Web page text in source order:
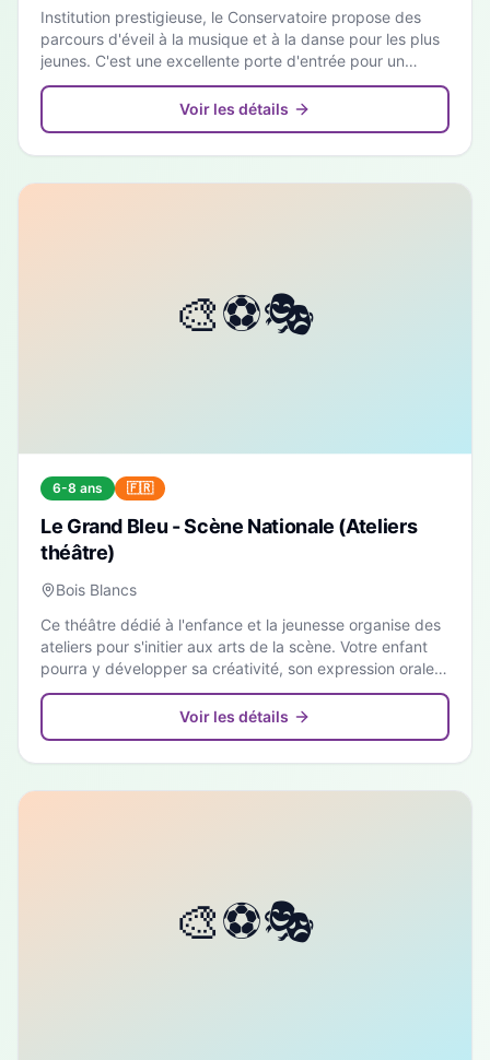
Institution prestigieuse, le Conservatoire propose des
parcours d'éveil à la musique et à la danse pour les plus
jeunes. C'est une excellente porte d'entrée pour un
apprentissage artistique structuré et de grande qualité.
Voir les détails
6-8 ans 🇫🇷
Le Grand Bleu - Scène Nationale (Ateliers
théâtre)
Bois Blancs
Ce théâtre dédié à l'enfance et la jeunesse organise des
ateliers pour s'initier aux arts de la scène. Votre enfant
pourra y développer sa créativité, son expression orale
et sa confiance en groupe.
Voir les détails